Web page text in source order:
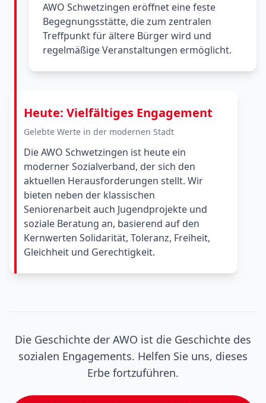
AWO Schwetzingen eröffnet eine feste
Begegnungsstätte, die zum zentralen
Treffpunkt für ältere Bürger wird und
regelmäßige Veranstaltungen ermöglicht.
Heute: Vielfältiges Engagement
Gelebte Werte in der modernen Stadt
Die AWO Schwetzingen ist heute ein
moderner Sozialverband, der sich den
aktuellen Herausforderungen stellt. Wir
bieten neben der klassischen
Seniorenarbeit auch Jugendprojekte und
soziale Beratung an, basierend auf den
Kernwerten Solidarität, Toleranz, Freiheit,
Gleichheit und Gerechtigkeit.
Die Geschichte der AWO ist die Geschichte des
sozialen Engagements. Helfen Sie uns, dieses
Erbe fortzuführen.